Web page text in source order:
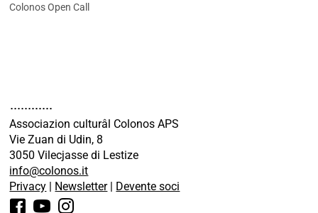
Colonos Open Call
Associazion culturâl Colonos APS
Vie Zuan di Udin, 8
3050 Vilecjasse di Lestize
info@colonos.it
Privacy | Newsletter| Devente soci